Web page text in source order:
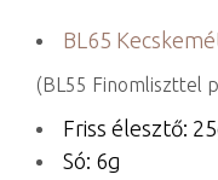
BL65
(BL55 Finomliszttel
Friss élesztő:
Só: 6g